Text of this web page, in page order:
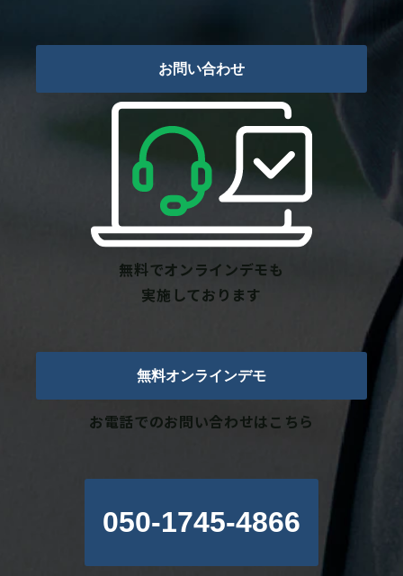
お問い合わせ
無料でオンラインデモも
実施しております
無料オンラインデモ
お電話でのお問い合わせはこちら
050-1745-4866